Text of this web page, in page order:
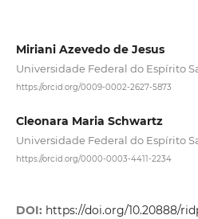
Miriani Azevedo de Jesus
Universidade Federal do Espírito
https://orcid.org/0009-0002-2627-5873
Cleonara Maria Schwartz
Universidade Federal do Espírito
https://orcid.org/0000-0003-4411-2234
DOI: https://doi.org/10.20888/